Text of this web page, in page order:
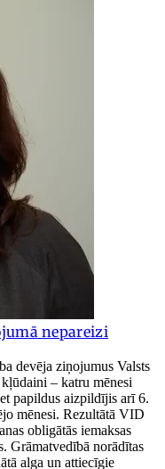
nepareizi
devēja ziņojumus Valsts
– katru mēnesi
papildus aizpildījis arī 6.
mēnesi. Rezultātā VID
obligātās iemaksas
Grāmatvedībā norādītas
alga un attiecīgie